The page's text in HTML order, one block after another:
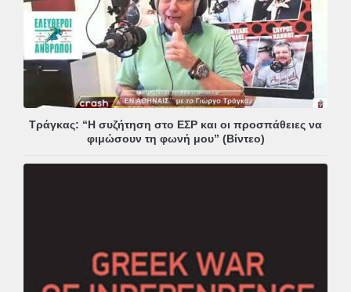
Τράγκας: “Η συζήτηση στο ΕΣΡ και οι προσπάθειες να
φιμώσουν τη φωνή μου” (Βίντεο)